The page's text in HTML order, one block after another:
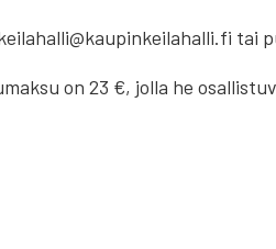
tai
on 23 €, jolla he